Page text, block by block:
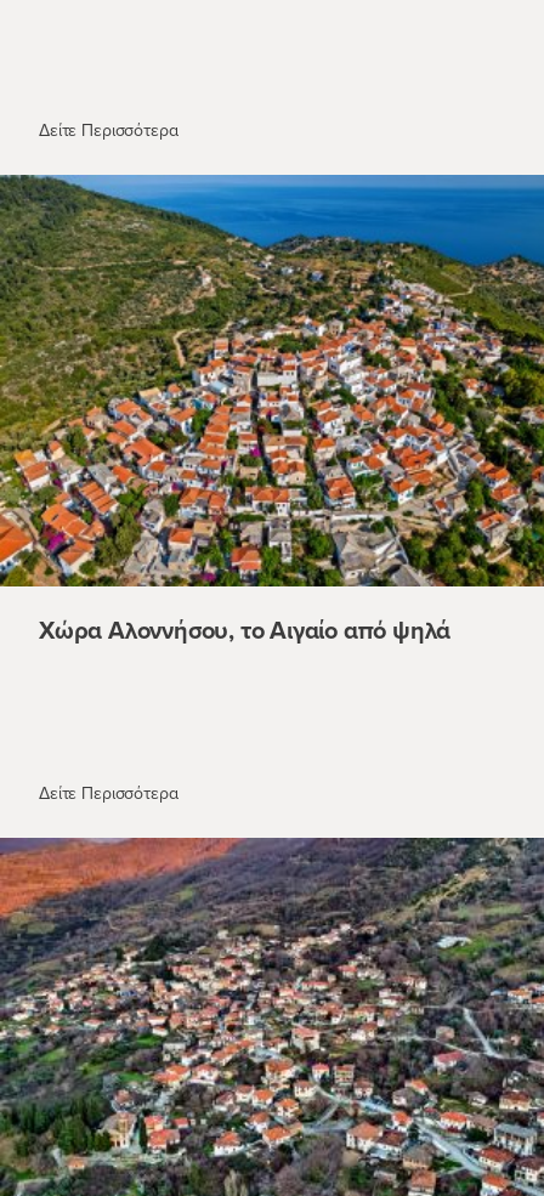
Δείτε ΠερισσότεραΗ Μονή Δολιανών στον Ασπροπόταμο
Χώρα Αλοννήσου, το Αιγαίο από ψηλά
Δείτε ΠερισσότεραΧώρα Αλοννήσου, το Αιγαίο από ψηλά